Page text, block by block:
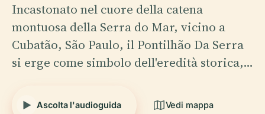
Incastonato nel cuore della catena
montuosa della Serra do Mar, vicino a
Cubatão, São Paulo, il Pontilhão Da Serra
si erge come simbolo dell'eredità storica,…
Ascolta l'audioguida Vedi mappa